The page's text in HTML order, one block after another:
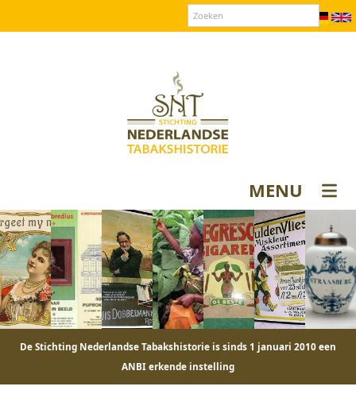
MENU
De Stichting Nederlandse Tabakshistorie is sinds 1 januari 2010 een
ANBI erkende instelling